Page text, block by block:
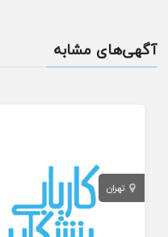
آگهی‌های مشابه
تهران